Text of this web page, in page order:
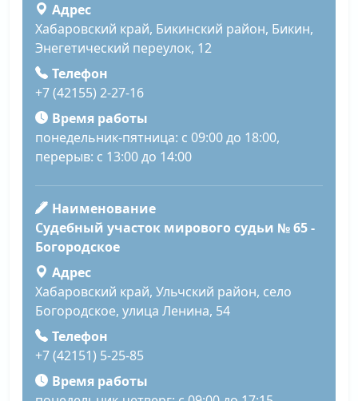
Адрес
Хабаровский край, Бикинский район, Бикин,
Энегетический переулок, 12
Телефон
+7 (42155) 2-27-16
Время работы
понедельник-пятница: с 09:00 до 18:00,
перерыв: с 13:00 до 14:00
Наименование
Судебный участок мирового судьи № 65 -
Богородское
Адрес
Хабаровский край, Ульчский район, село
Богородское, улица Ленина, 54
Телефон
+7 (42151) 5-25-85
Время работы